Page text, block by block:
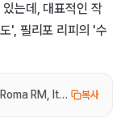
는데, 대표적인 작
', 필리포 리피의 '수
RM, Italy 복사